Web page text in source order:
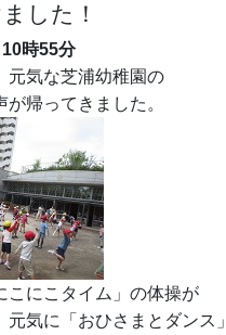
した！
10時55分
元気な芝浦幼稚園の
帰ってきました。
こにこタイム」の体操が
気に「おひさまとダンス」